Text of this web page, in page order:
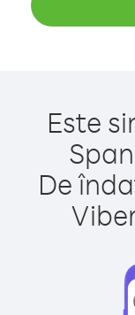
Este
De